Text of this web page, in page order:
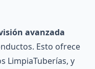
avanzada
Esto ofrece
LimpiaTuberías, y